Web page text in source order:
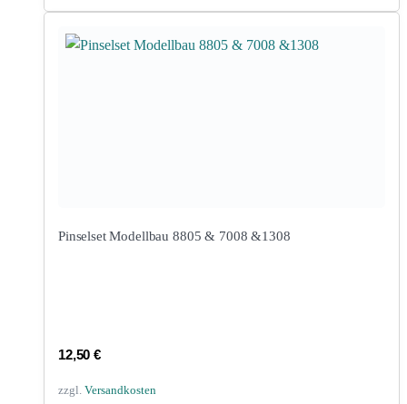
Pinselset Modellbau 8805 & 7008 &1308
12,50€
zzgl. Versandkosten